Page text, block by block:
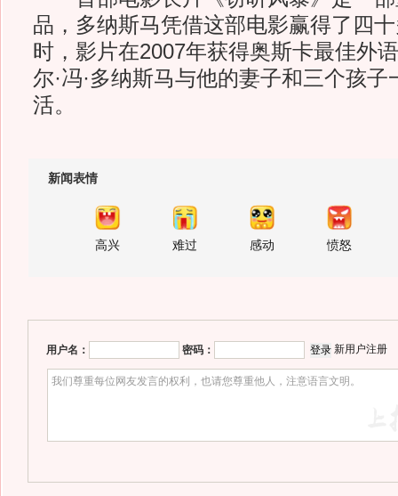
品，多纳斯马凭借这部电影赢得了四
时，影片在2007年获得奥斯卡最佳外
尔·冯·多纳斯马与他的妻子和三个孩
活。
新闻表情
高兴 难过 感动 愤怒
用户名： 密码： 新用户注册